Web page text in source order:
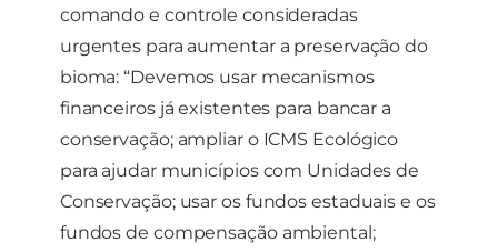
comando e controle consideradas
urgentes para aumentar a preservação do
bioma: “Devemos usar mecanismos
financeiros já existentes para bancar a
conservação; ampliar o ICMS Ecológico
para ajudar municípios com Unidades de
Conservação; usar os fundos estaduais e os
fundos de compensação ambiental;